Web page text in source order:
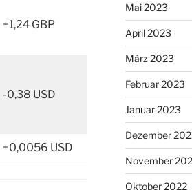
+1,24 GBP
-0,38 USD
+0,0056 USD
Mai 2023
April 2023
März 2023
Februar 2023
Januar 2023
Dezember
November
Oktober 2022